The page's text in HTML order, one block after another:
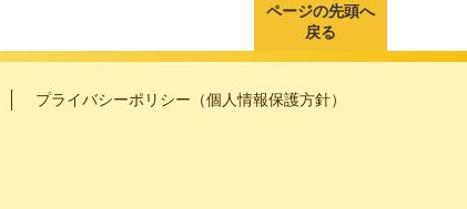
ページの先頭へ
戻る
プライバシーポリシー（個人情報保護方針）